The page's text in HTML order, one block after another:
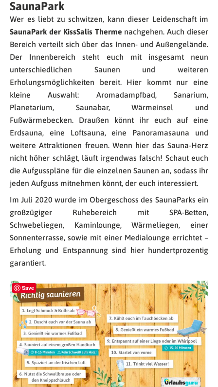
SaunaPark
Wer es liebt zu schwitzen, kann dieser Leidenschaft im
SaunaPark der KissSalis Therme nachgehen. Auch dieser
Bereich verteilt sich über das Innen- und Außengelände.
Der Innenbereich steht euch mit insgesamt neun
unterschiedlichen Saunen und weiteren
Erholungsmöglichkeiten bereit. Hier kommt nur eine
kleine Auswahl: Aromadampfbad, Sanarium,
Planetarium, Saunabar, Wärmeinsel und
Fußwärmebecken. Draußen könnt ihr euch auf eine
Erdsauna, eine Loftsauna, eine Panoramasauna und
weitere Attraktionen freuen. Wenn hier das Sauna-Herz
nicht höher schlägt, läuft irgendwas falsch! Schaut euch
die Aufgusspläne für die einzelnen Saunen an, sodass ihr
jeden Aufguss mitnehmen könnt, der euch interessiert.
Im Juli 2020 wurde im Obergeschoss des SaunaParks ein
großzügiger Ruhebereich mit SPA-Betten,
Schwebeliegen, Kaminlounge, Wärmeliegen, einer
Sonnenterrasse, sowie mit einer Medialounge errichtet –
Erholung und Entspannung sind hier hundertprozentig
garantiert.
Save